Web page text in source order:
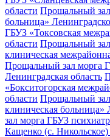
области Прощальный зал
больница»
ГБУЗ «Токсовская
области Прощальный
клиническая
Прощальный зал
Ленинградская область
«Бокситогорская
области Прощальный
клиническая больница»
зал морга ГБУЗ
Кащенко (с. Никольское)